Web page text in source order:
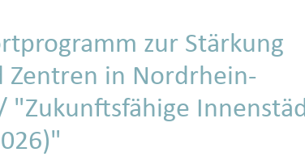
zur Stärkung
Zentren in Nordrhein-
"Zukunfts­fähige